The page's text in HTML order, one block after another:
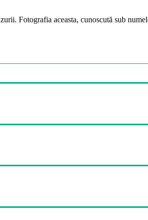
Fotografia aceasta, cunoscută sub